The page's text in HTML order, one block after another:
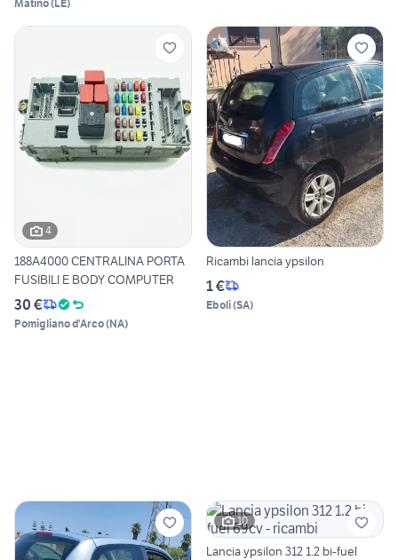
Matino(LE)
4
188A4000 CENTRALINA PORTA
FUSIBILI E BODY COMPUTER
30 €
Pomigliano d'Arco(NA)
Ricambi lancia ypsilon
1 €
Eboli(SA)
10
Lancia ypsilon 312 1.2 bi-fuel